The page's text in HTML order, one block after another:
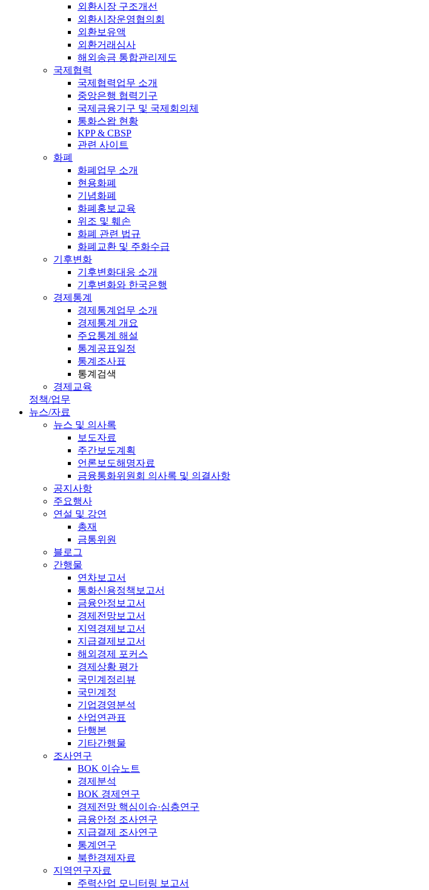
외환시장 구조개선
외환시장운영협의회
외환보유액
외환거래심사
해외송금 통합관리제도
국제협력
국제협력업무 소개
중앙은행 협력기구
국제금융기구 및 국제회의체
통화스왑 현황
KPP & CBSP
관련 사이트
화폐
화폐업무 소개
현용화폐
기념화폐
화폐홍보교육
위조 및 훼손
화폐 관련 법규
화폐교환 및 주화수급
기후변화
기후변화대응 소개
기후변화와 한국은행
경제통계
경제통계업무 소개
경제통계 개요
주요통계 해설
통계공표일정
통계조사표
통계검색
경제교육
정책/업무
뉴스/자료
뉴스 및 의사록
보도자료
주간보도계획
언론보도해명자료
금융통화위원회 의사록 및 의결사항
공지사항
주요행사
연설 및 강연
총재
금통위원
블로그
간행물
연차보고서
통화신용정책보고서
금융안정보고서
경제전망보고서
지역경제보고서
지급결제보고서
해외경제 포커스
경제상황 평가
국민계정리뷰
국민계정
기업경영분석
산업연관표
단행본
기타간행물
조사연구
BOK 이슈노트
경제분석
BOK 경제연구
경제전망 핵심이슈·심층연구
금융안정 조사연구
지급결제 조사연구
통계연구
북한경제자료
지역연구자료
주력산업 모니터링 보고서